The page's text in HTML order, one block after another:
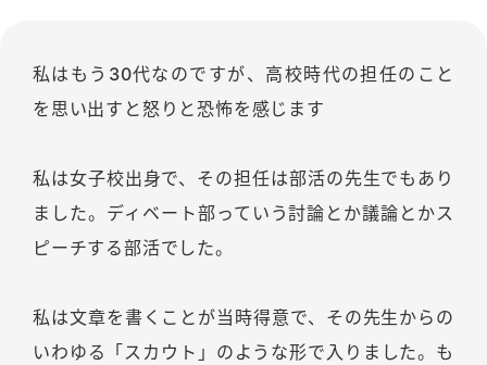
私はもう30代なのですが、高校時代の担任のこと
を思い出すと怒りと恐怖を感じます
私は女子校出身で、その担任は部活の先生でもあり
ました。ディベート部っていう討論とか議論とかス
ピーチする部活でした。
私は文章を書くことが当時得意で、その先生からの
いわゆる「スカウト」のような形で入りました。も